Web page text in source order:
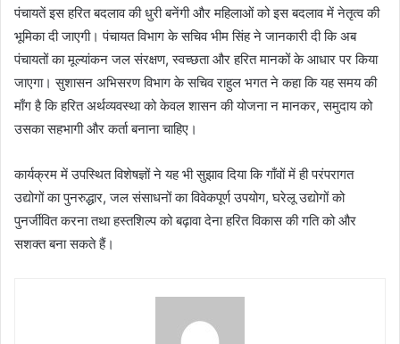
पंचायतें इस हरित बदलाव की धुरी बनेंगी और महिलाओं को इस बदलाव में नेतृत्व की
भूमिका दी जाएगी। पंचायत विभाग के सचिव भीम सिंह ने जानकारी दी कि अब
पंचायतों का मूल्यांकन जल संरक्षण, स्वच्छता और हरित मानकों के आधार पर किया
जाएगा। सुशासन अभिसरण विभाग के सचिव राहुल भगत ने कहा कि यह समय की
माँग है कि हरित अर्थव्यवस्था को केवल शासन की योजना न मानकर, समुदाय को
उसका सहभागी और कर्ता बनाना चाहिए।
कार्यक्रम में उपस्थित विशेषज्ञों ने यह भी सुझाव दिया कि गाँवों में ही परंपरागत
उद्योगों का पुनरुद्धार, जल संसाधनों का विवेकपूर्ण उपयोग, घरेलू उद्योगों को
पुनर्जीवित करना तथा हस्तशिल्प को बढ़ावा देना हरित विकास की गति को और
सशक्त बना सकते हैं।